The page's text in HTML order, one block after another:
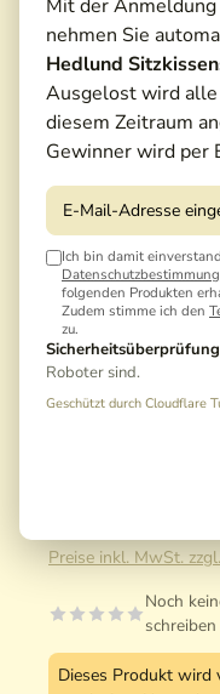
Mit der
nehmen Sie
Hedlund
Ausgelost wird
diesem Zeitraum
Gewinner wird per
Ich bin damit
folgenden Produkten
Zudem stimme ich den
zu.
Sicherheitsüberprüfung
Roboter sind.
Geschützt durch Cloudflare
Preise inkl. MwSt.
Noch
schreiben
Dieses Produkt wird